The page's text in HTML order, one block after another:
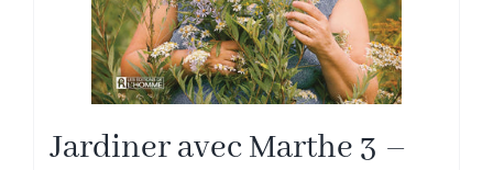
page
du
produit
Jardiner avec Marthe 3 –